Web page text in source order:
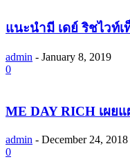
แนะนำมี เดย์ ริชไวท์เ
admin - January 8, 2019
0
ME DAY RICH เผย
admin - December 24, 2018
0